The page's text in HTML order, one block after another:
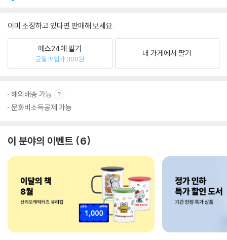
이미 소장하고 있다면 판매해 보세요.
예스24에 팔기
균일 매입가 300원
내 가게에서 팔기
해외배송 가능
문화비소득공제 가능
이 분야의 이벤트 6